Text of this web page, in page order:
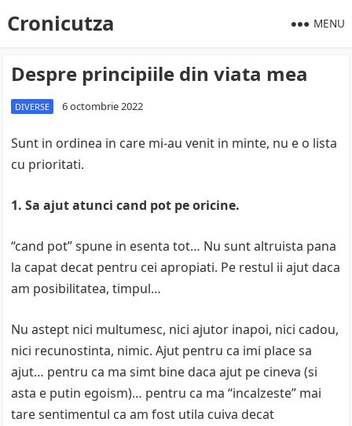
Cronicutza MENU
Despre principiile din viata mea
DIVERSE 6 octombrie 2022
Sunt in ordinea in care mi-au venit in minte, nu e o lista
cu prioritati.
1. Sa ajut atunci cand pot pe oricine.
“cand pot” spune in esenta tot… Nu sunt altruista pana
la capat decat pentru cei apropiati. Pe restul ii ajut daca
am posibilitatea, timpul…
Nu astept nici multumesc, nici ajutor inapoi, nici cadou,
nici recunostinta, nimic. Ajut pentru ca imi place sa
ajut… pentru ca ma simt bine daca ajut pe cineva (si
asta e putin egoism)… pentru ca ma “incalzeste” mai
tare sentimentul ca am fost utila cuiva decat